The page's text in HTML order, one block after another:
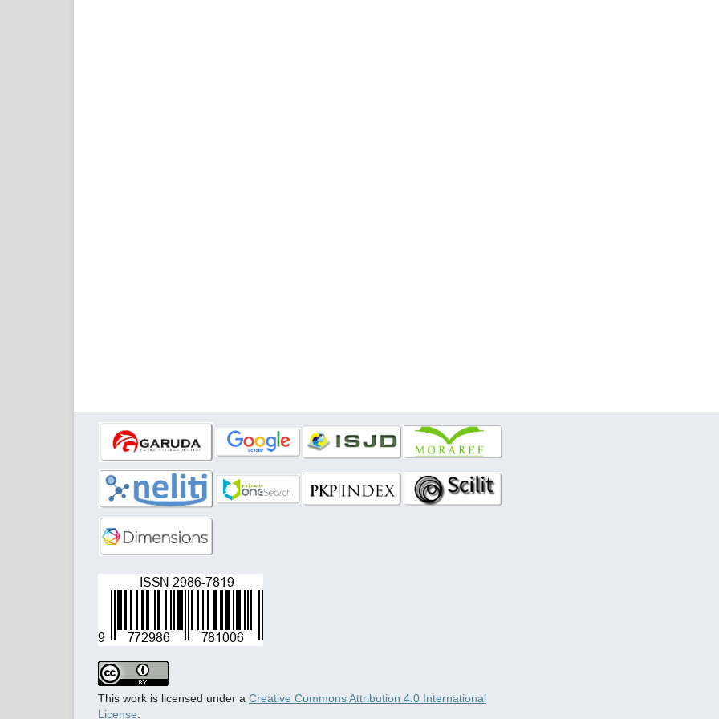
This work is licensed under a Creative Commons Attribution 4.0 International
License.